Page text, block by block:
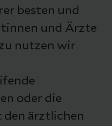
besten und
und Ärzte
nutzen wir
oder die
ärztlichen